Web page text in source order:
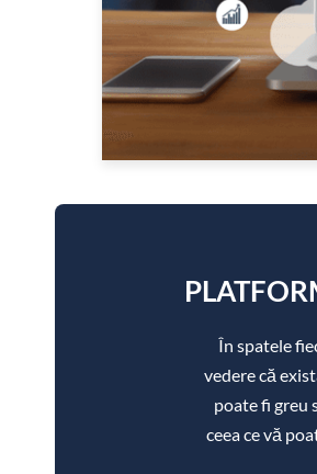
În spatele
vedere că
poate fi greu
ceea ce vă